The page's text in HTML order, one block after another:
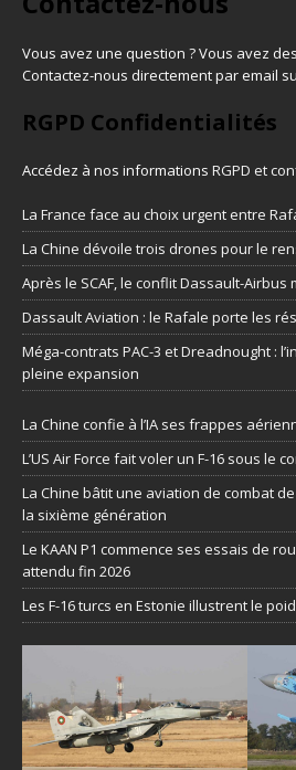
Vous avez une question ? Vous avez
Contactez-nous directement par email
RGPD Confidentialités
Accédez à nos informations RGPD et
La France face au choix urgent entre
La Chine dévoile trois drones pour le
Après le SCAF, le conflit Dassault-Airbus
Dassault Aviation : le Rafale porte les
Méga-contrats PAC-3 et Dreadnought :
pleine expansion
La Chine confie à l’IA ses frappes
L’US Air Force fait voler un F-16 sous le
La Chine bâtit une aviation de combat
la sixième génération
Le KAAN P1 commence ses essais de
attendu fin 2026
Les F-16 turcs en Estonie illustrent le